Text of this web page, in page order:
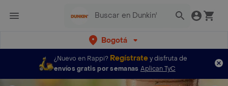
Bogotá
¿Nuevo en Rappi? Regístratey disfruta de
envíos gratis por semanas Aplican TyC